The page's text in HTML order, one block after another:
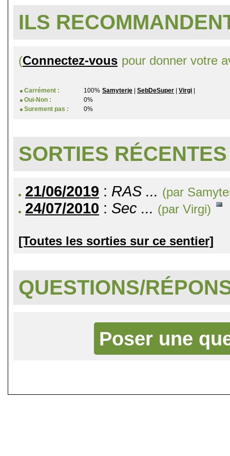
ILS
(Connectez-vous pour donner votre
Carrément : 100% Samyterje SebDeSuper Virgi
Oui-Non :
0%
Surement pas :
0%
SORTIES RÉCENTES
21/06/2019 : RAS ... (par
24/07/2010 : Sec ... (par Virgi)
[Toutes les sorties sur ce sentier]
QUESTIONS/
Poser une